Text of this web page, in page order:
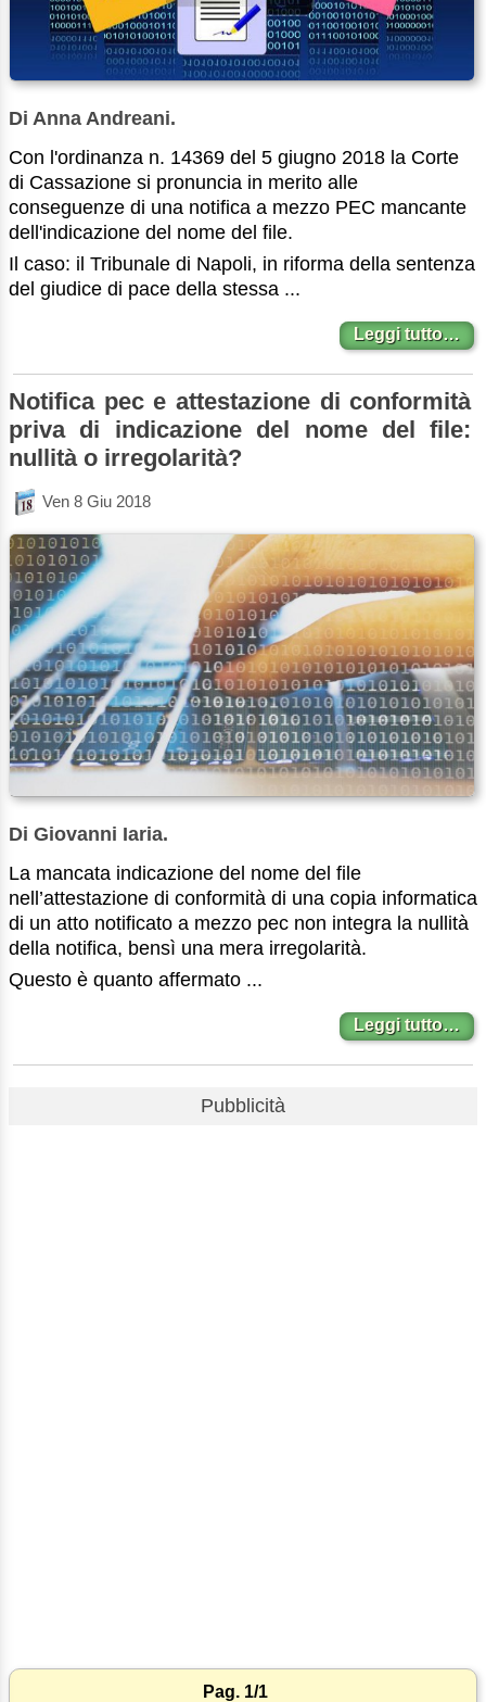
Di Anna Andreani.
Con l'ordinanza n. 14369 del 5 giugno 2018 la Corte
di Cassazione si pronuncia in merito alle
conseguenze di una notifica a mezzo PEC mancante
dell'indicazione del nome del file.
Il caso: il Tribunale di Napoli, in riforma della sentenza
del giudice di pace della stessa ...
Leggi tutto…
Notifica pec e attestazione di conformità
priva di indicazione del nome del file:
nullità o irregolarità?
Ven 8 Giu 2018
Di Giovanni Iaria.
La mancata indicazione del nome del file
nell’attestazione di conformità di una copia informatica
di un atto notificato a mezzo pec non integra la nullità
della notifica, bensì una mera irregolarità.
Questo è quanto affermato ...
Leggi tutto…
Pubblicità
Pag. 1/1